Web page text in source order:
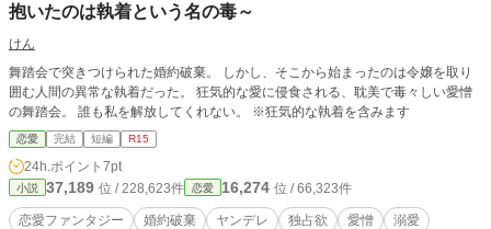
抱いたのは執着という名の毒～
けん
舞踏会で突きつけられた婚約破棄。 しかし、そこから始まったのは令嬢を取り
囲む人間の異常な執着だった。 ​狂気的な愛に侵食される、耽美で毒々しい愛憎
の舞踏会。 誰も私を解放してくれない。 ※狂気的な執着を含みます
恋愛 完結 短編 R15
24h.ポイント 7pt
小説 37,189 位 / 228,623件 恋愛 16,274 位 / 66,323件
恋愛ファンタジー 婚約破棄 ヤンデレ 独占欲 愛憎
溺愛